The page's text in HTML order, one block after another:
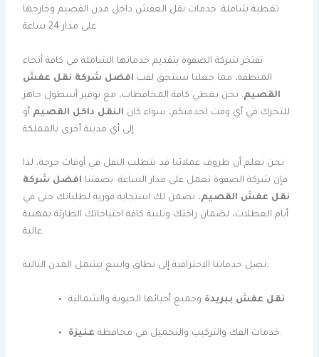
تغطية شاملة: خدمات نقل العفش داخل مدن القصيم وخارجها
على مدار 24 ساعة
تفتخر شركة الصفوة بتقديم خدماتها الشاملة في كافة أنحاء
المنطقة، مما جعلنا نستحق لقب افضل شركة نقل عفش
القصيم. نحن نغطي كافة المحافظات، مع توفير أسطول جاهز
للتحرك في أي وقت لخدمتكم، سواء كان النقل داخل القصيم أو
إلى أي مدينة أخرى بالمملكة.
نحن نعلم أن ظروف عملائنا قد تتطلب النقل في أوقات حرجة، لذا
فإن شركة الصفوة تعمل على مدار الساعة. بصفتنا افضل شركة
نقل عفش القصيم، نضمن لك استجابة فورية لطلباتك حتى في
أيام العطلات، لضمان راحتك وتلبية كافة احتياجاتك الطارئة بمهنية
عالية.
تصل خدماتنا الاحترافية إلى نطاق واسع يشمل المدن التالية:
نقل عفش ببريدةوجميع أحيائها الحيوية والشمالية.
خدمات الفك والتركيب والتحميل في محافظة عنيزة .